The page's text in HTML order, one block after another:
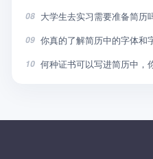
08 大学生去实习需要准备简历
09 你真的了解简历中的字体和
10 何种证书可以写进简历中，